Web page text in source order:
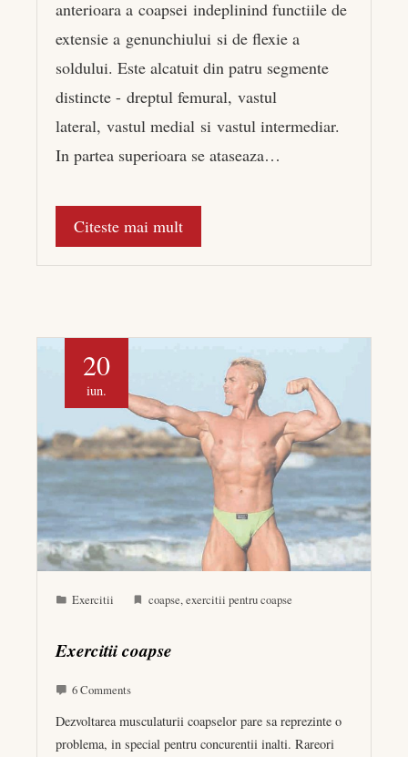
anterioara a coapsei indeplinind functiile de
extensie a genunchiului si de flexie a
soldului. Este alcatuit din patru segmente
distincte - dreptul femural, vastul
lateral, vastul medial si vastul intermediar.
In partea superioara se ataseaza…
Citeste mai mult
20
iun.
Exercitii coapse,exercitii pentru coapse
Exercitii coapse
6 Comments
Dezvoltarea musculaturii coapselor pare sa reprezinte o
problema, in special pentru concurentii inalti. Rareori